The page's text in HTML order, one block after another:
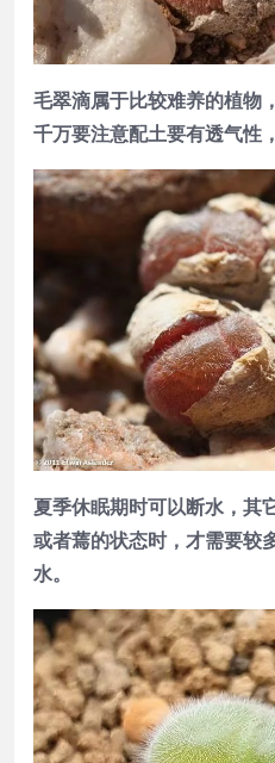
毛翠滴属于比较难养的植物
千万要注意配土要有透气性
夏季休眠期时可以断水，其
或者蔫的状态时，才需要较
水。